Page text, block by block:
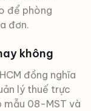
để phòng
đơn.
không
đồng nghĩa
lý thuế trực
mẫu 08-MST và